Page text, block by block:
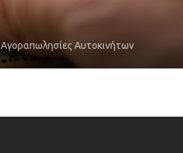
Αγοραπωλησίες Αυτοκινήτων